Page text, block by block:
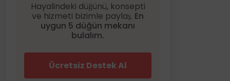
Hayalindeki düğünü, konsepti
ve hizmeti bizimle paylaş. En
uygun 5 düğün mekanı
bulalım.
Ücretsiz Destek Al